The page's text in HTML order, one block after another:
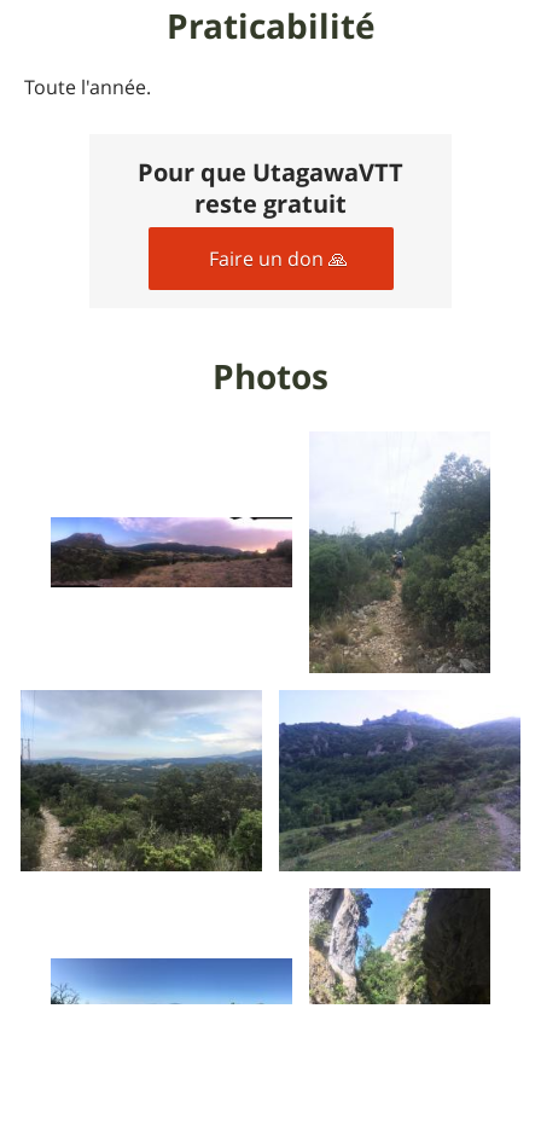
Praticabilité
Toute l'année.
Pour que UtagawaVTT
reste gratuit
Faire un don 🙏
Photos